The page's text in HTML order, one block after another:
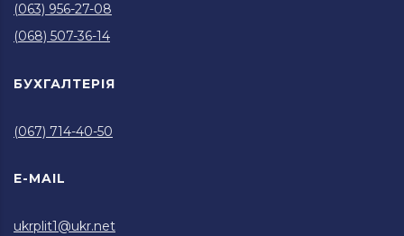
(063) 956-27-08
(068) 507-36-14
БУХГАЛТЕРІЯ
(067) 714-40-50
E-MAIL
ukrplit1@ukr.net